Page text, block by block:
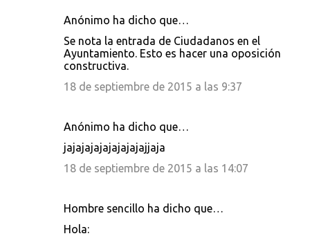
Anónimo ha dicho que…
Se nota la entrada de Ciudadanos en el
Ayuntamiento. Esto es hacer una oposición
constructiva.
18 de septiembre de 2015 a las 9:37
Anónimo ha dicho que…
jajajajajajajajajajjaja
18 de septiembre de 2015 a las 14:07
Hombre sencillo ha dicho que…
Hola: